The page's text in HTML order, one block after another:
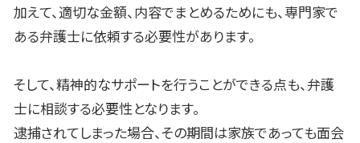
加えて、適切な金額、内容でまとめるためにも、専門家で
ある弁護士に依頼する必要性があります。
そして、精神的なサポートを行うことができる点も、弁護
士に相談する必要性となります。
逮捕されてしまった場合、その期間は家族であっても面会